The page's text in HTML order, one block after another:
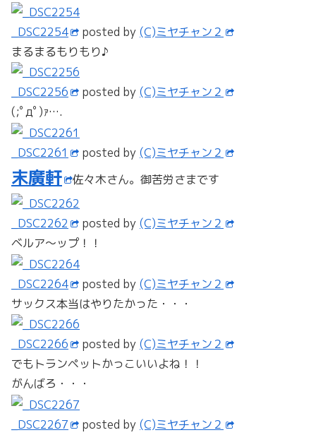
_DSC2254 posted by (C)ミヤチャン２
まるまるもりもり♪
_DSC2256 posted by (C)ミヤチャン２
(;ﾟдﾟ)ｧ….
_DSC2261 posted by (C)ミヤチャン２
末廣軒 佐々木さん。御苦労さまです
_DSC2262 posted by (C)ミヤチャン２
ベルア～ップ！！
_DSC2264 posted by (C)ミヤチャン２
サックス本当はやりたかった・・・
_DSC2266 posted by (C)ミヤチャン２
でもトランペットかっこいいよね！！
がんばろ・・・
_DSC2267 posted by (C)ミヤチャン２